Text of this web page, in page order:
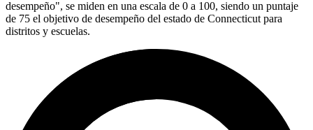
desempeño", se miden en una escala de 0 a 100, siendo un puntaje
de 75 el objetivo de desempeño del estado de Connecticut para
distritos y escuelas.